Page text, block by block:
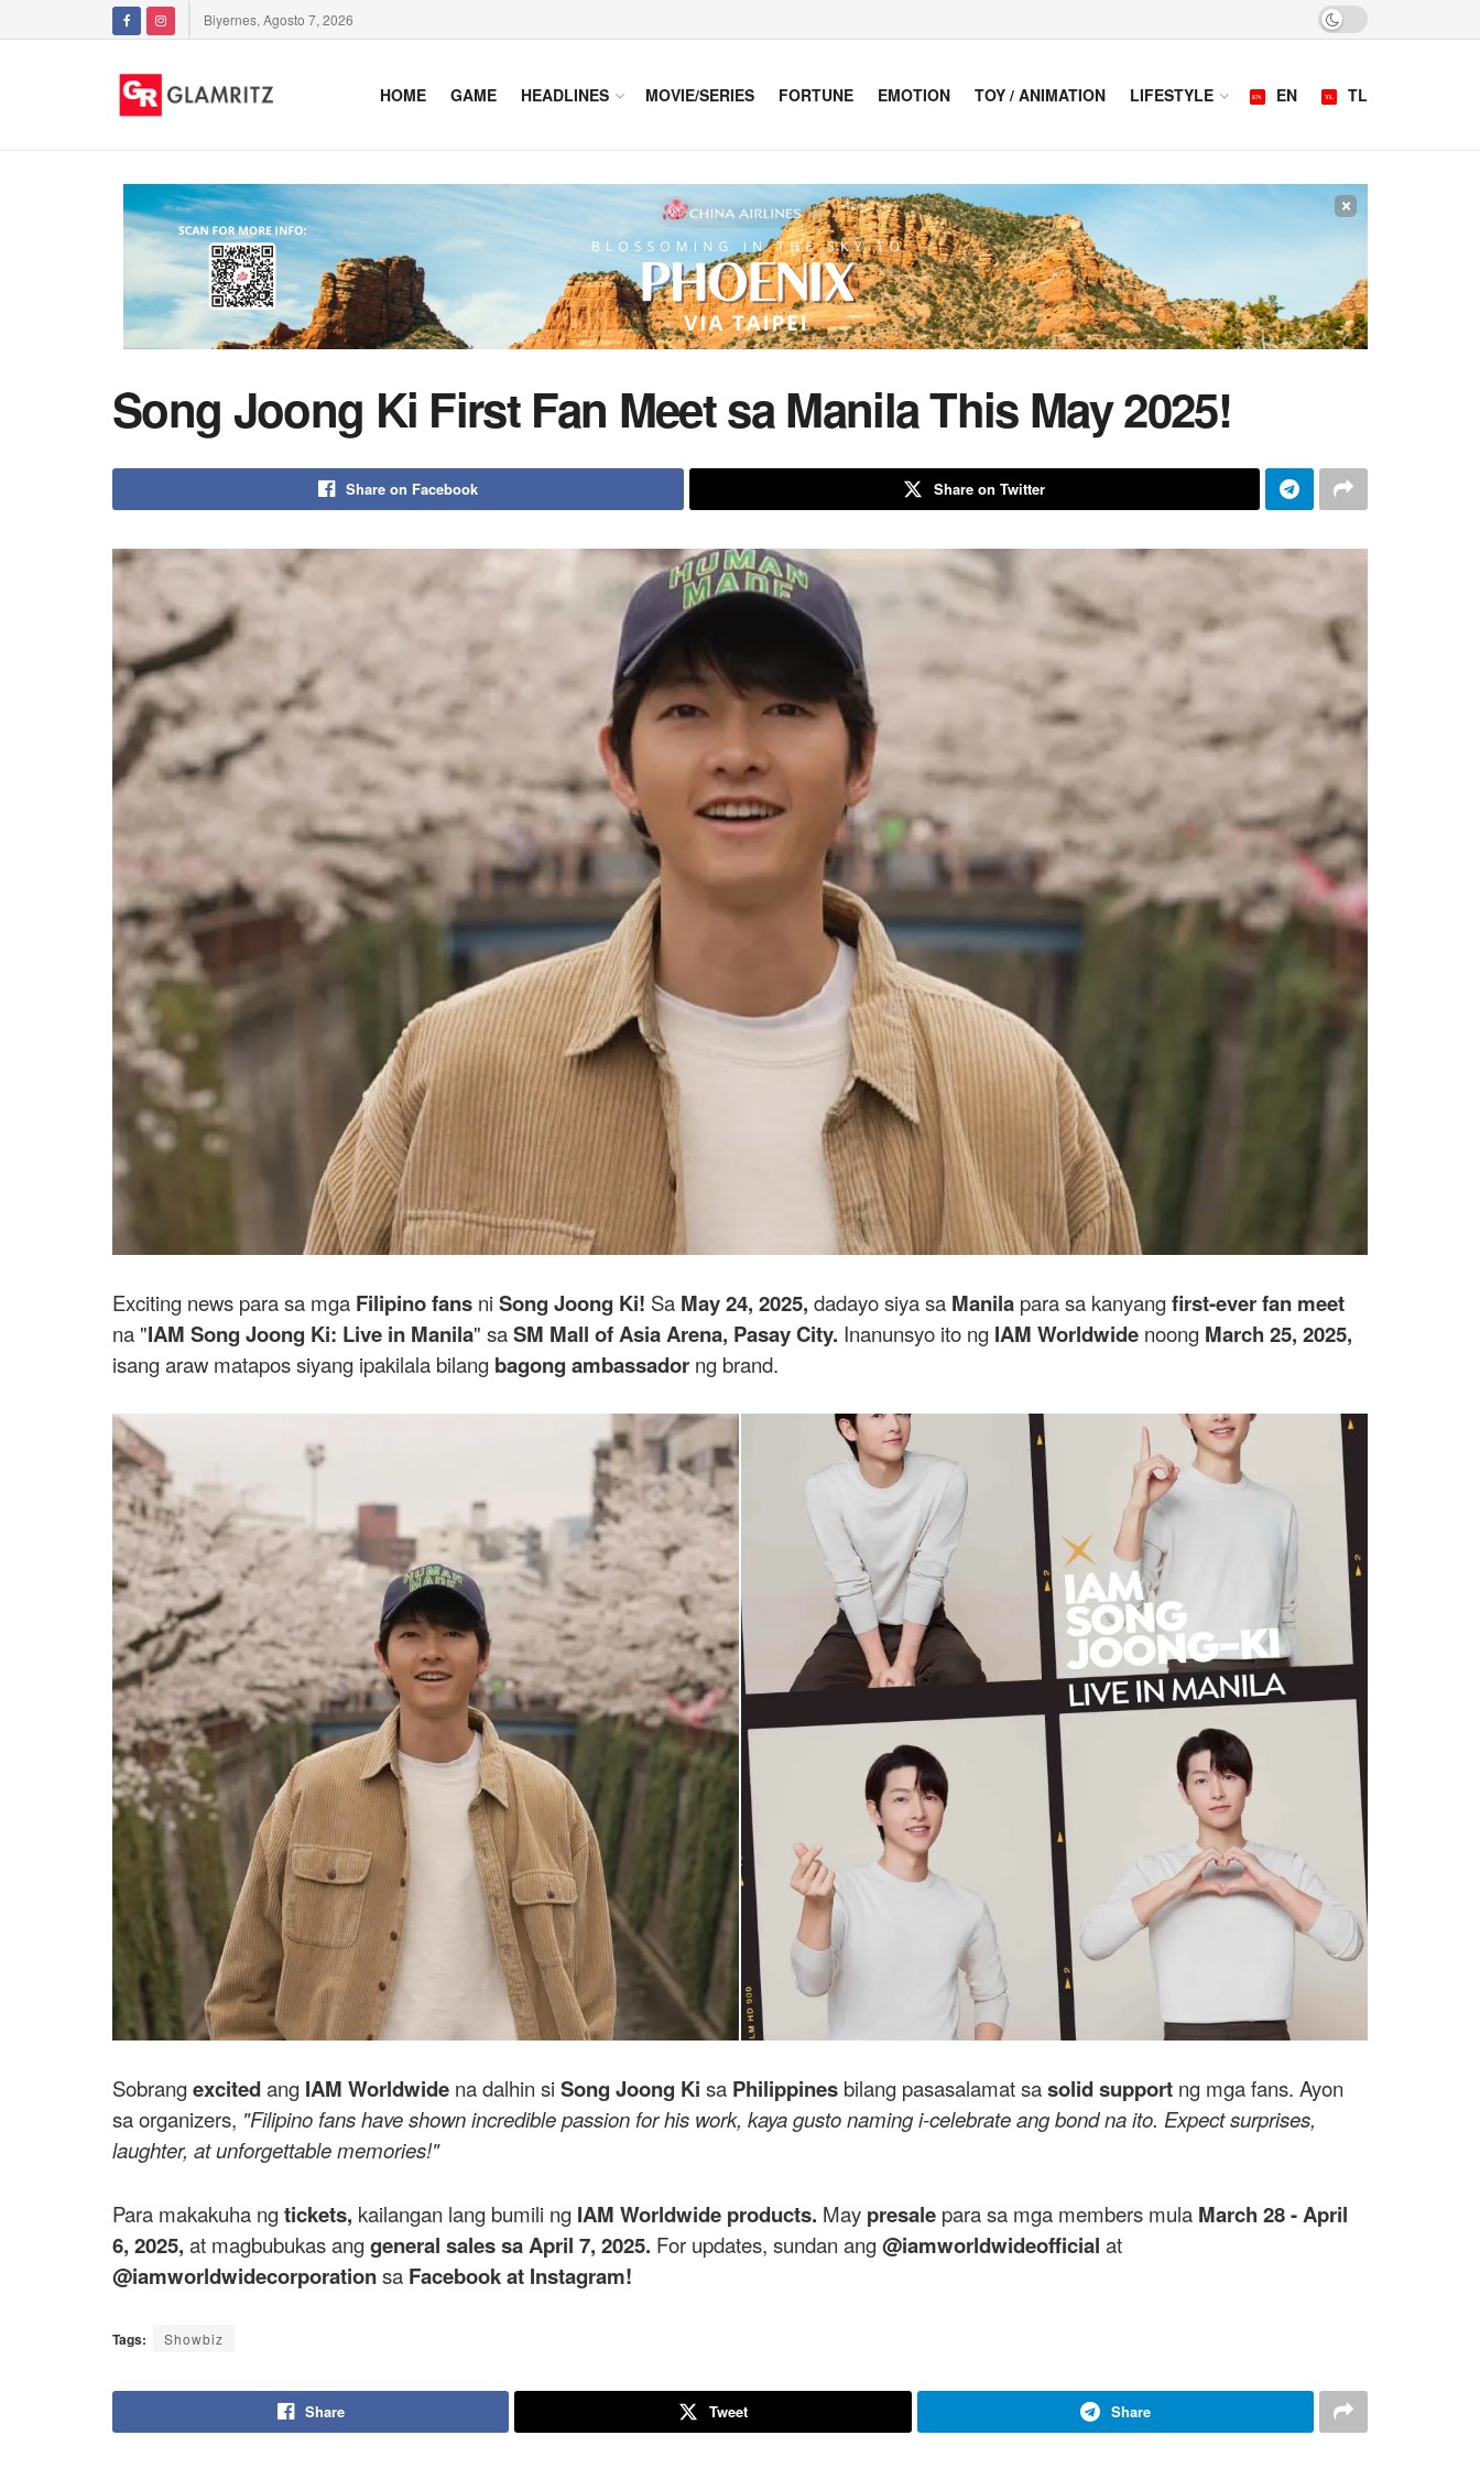
Biyernes, Agosto 7, 2026
HOME GAME HEADLINES MOVIE/SERIES FORTUNE EMOTION TOY / ANIMATION LIFESTYLE EN TL
×
Song Joong Ki First Fan Meet sa Manila This May 2025!
Share on Facebook Share on Twitter
Exciting news para sa mga Filipino fans ni Song Joong Ki! Sa May 24, 2025, dadayo siya sa Manila para sa kanyangfirst-ever fan meet
na "IAM Song Joong Ki: Live in Manila" saSM Mall of Asia Arena, Pasay City. Inanunsyo ito ng IAM Worldwide noong March 25, 2025,
isang araw matapos siyang ipakilala bilang bagong ambassador ng brand.
Sobrangexcitedang IAM Worldwide na dalhin si Song Joong Ki sa Philippines bilang pasasalamat sasolid support ng mga fans. Ayon
sa organizers, "Filipino fans have shown incredible passion for his work, kaya gusto naming i-celebrate ang bond na ito. Expect surprises,
laughter, at unforgettable memories!"
Para makakuha ngtickets, kailangan lang bumili ng IAM Worldwide products. May presale para sa mga members mula March 28 - April
6, 2025, at magbubukas anggeneral sales sa April 7, 2025. For updates, sundan ang@iamworldwideofficial at
@iamworldwidecorporationsa Facebook at Instagram!
Tags: Showbiz
Share Tweet Share